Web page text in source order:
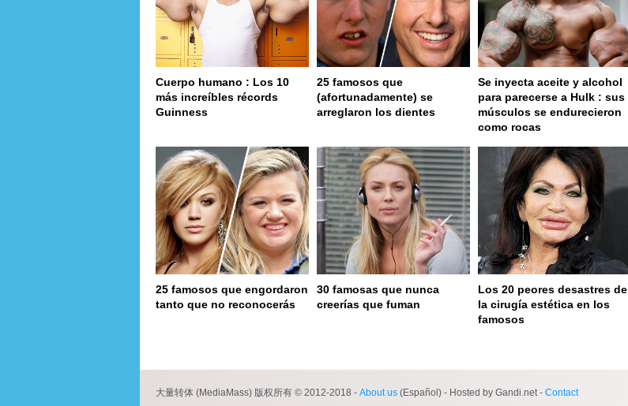
Cuerpo humano : Los 10
más increíbles récords
Guinness
25 famosos que
(afortunadamente) se
arreglaron los dientes
Se inyecta aceite y alcohol
para parecerse a Hulk : sus
músculos se endurecieron
como rocas
25 famosos que engordaron
tanto que no reconocerás
30 famosas que nunca
creerías que fuman
Los 20 peores desastres de
la cirugía estética en los
famosos
大量转体 (MediaMass) 版权所有 © 2012-2018 - About us (Español) - Hosted by Gandi.net - Contact